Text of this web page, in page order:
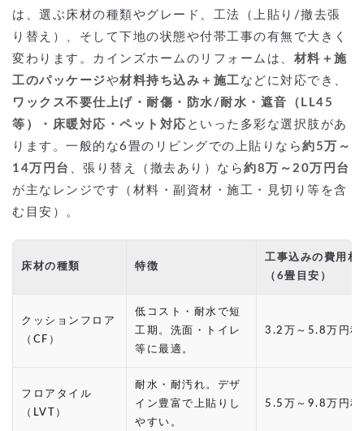
は、選ぶ床材の種類やグレード、工法（上貼り/撤去張
り替え）、そして下地の状態や付帯工事の有無で大きく
変わります。カインズホームのリフォームは、 材料＋施
工のパッケージや材料持ち込み＋施工 などに対応でき、
ワックス不要仕上げ・耐傷・防水/耐水・遮音（LL45
等）・床暖対応・ペット対応 といった多彩な選択肢があ
ります。一般的な6畳のリビングでの上貼りなら 約5万～
14万円台
、張り替え（撤去あり）なら 約8万～20万円台
が主なレンジです（材料・副資材・施工・見切り等を含
む目安）。
床材の種類 特徴
工事込みの費用相
（6畳目安）
クッションフロア
（CF）
低コスト・耐水で短
工期。洗面・トイレ
等に最適。
3.2万～5.8万円程
フロアタイル
（LVT）
耐水・耐汚れ。デザ
イン豊富で上貼りし
やすい。
5.5万～9.8万円程